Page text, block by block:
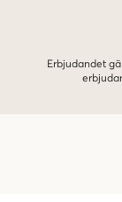
Erbjudandet